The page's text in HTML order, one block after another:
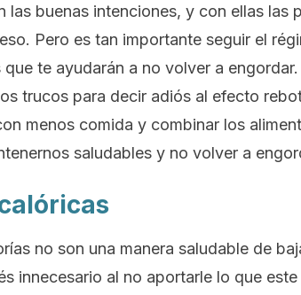
las buenas intenciones, y con ellas las
Pero es tan importante seguir el
te ayudarán a no volver a engordar.
trucos para decir adiós al efecto
menos comida y combinar los
saludables y no volver a
no son una manera saludable de
innecesario al no aportarle lo que este